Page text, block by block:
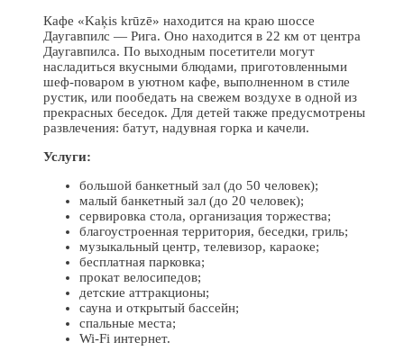
Кафе «Kaķis krūzē» находится на краю шоссе
Даугавпилс — Рига. Оно находится в 22 км от центра
Даугавпилса. По выходным посетители могут
насладиться вкусными блюдами, приготовленными
шеф-поваром в уютном кафе, выполненном в стиле
рустик, или пообедать на свежем воздухе в одной из
прекрасных беседок. Для детей также предусмотрены
развлечения: батут, надувная горка и качели.
Услуги:
большой банкетный зал (до 50 человек);
малый банкетный зал (до 20 человек);
сервировка стола, организация торжества;
благоустроенная территория, беседки, гриль;
музыкальный центр, телевизор, караоке;
бесплатная парковка;
прокат велосипедов;
детские аттракционы;
сауна и открытый бассейн;
спальные места;
Wi-Fi интернет.